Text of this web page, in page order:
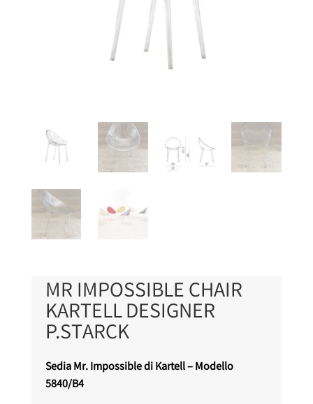
MR IMPOSSIBLE CHAIR
KARTELL DESIGNER
P.STARCK
Sedia Mr. Impossible di Kartell – Modello
5840/B4